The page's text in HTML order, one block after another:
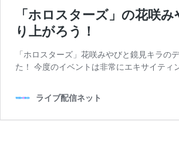
「ホロスターズ」の花咲
り上がろう！
「ホロスターズ」花咲みやびと鏡見キラ
た！ 今度のイベントは非常にエキサイテ
ライブ配信ネット